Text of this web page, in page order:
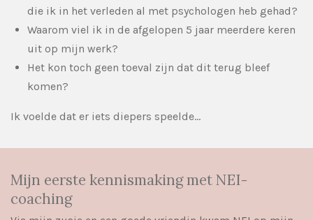
die ik in het verleden al met psychologen heb gehad?
Waarom viel ik in de afgelopen 5 jaar meerdere keren
uit op mijn werk?
Het kon toch geen toeval zijn dat dit terug bleef
komen?
Ik voelde dat er iets diepers speelde...
Mijn eerste kennismaking met NEI-
coaching